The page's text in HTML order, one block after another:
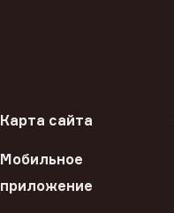
Карта сайта
Мобильное
приложение